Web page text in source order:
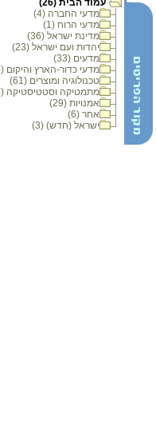
עמוד הבית (26)
מדעי החברה (4)
מדעי הרוח (1)
מדינת ישראל (36)
יהדות ועם ישראל (23)
מדעים (33)
מדעי כדור-הארץ והיקום (30)
טכנולוגיה ומוצרים (61)
מתמטיקה וסטטיסטיקה (48)
אמנויות (29)
אחר (6)
ישראל (חדש) (3)